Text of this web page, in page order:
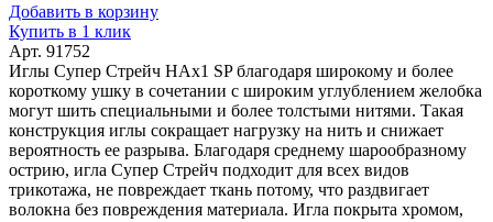
Добавить в корзину
Купить в 1 клик
Арт. 91752
Иглы Супер Стрейч HAx1 SP благодаря широкому и более
короткому ушку в сочетании с широким углублением желобка
могут шить специальными и более толстыми нитями. Такая
конструкция иглы сокращает нагрузку на нить и снижает
вероятность ее разрыва. Благодаря среднему шарообразному
острию, игла Супер Стрейч подходит для всех видов
трикотажа, не повреждает ткань потому, что раздвигает
волокна без повреждения материала. Игла покрыта хромом,